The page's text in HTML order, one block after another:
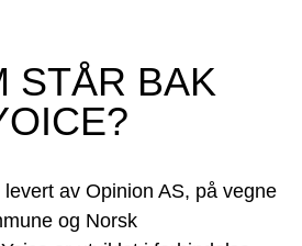
STÅR BAK
av Opinion AS, på vegne
og Norsk